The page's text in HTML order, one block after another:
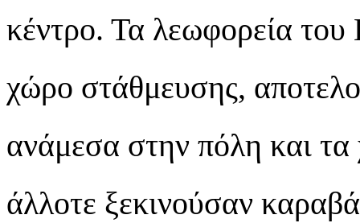
κέντρο. Τα λεωφορεία
χώρο στάθμευσης,
ανάμεσα στην πόλη και
άλλοτε ξεκινούσαν